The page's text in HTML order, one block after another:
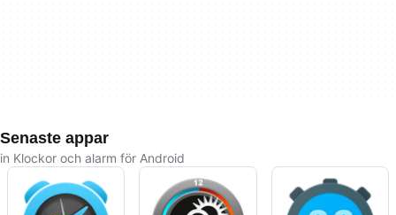
Senaste appar
in Klockor och alarm för Android